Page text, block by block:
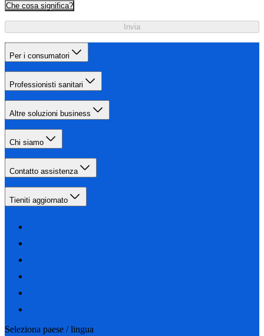
Che cosa significa?
Invia
Per i consumatori
Professionisti sanitari
Altre soluzioni business
Chi siamo
Contatto assistenza
Tieniti aggiornato
Seleziona paese / lingua